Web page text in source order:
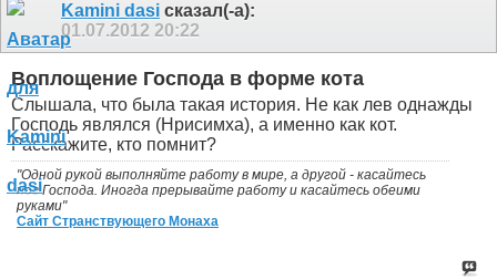
Kamini dasi сказал(-а):
01.07.2012 20:22
Воплощение Господа в форме кота
Слышала, что была такая история. Не как лев однажды
Господь являлся (Нрисимха), а именно как кот.
Расскажите, кто помнит?
"Одной рукой выполняйте работу в мире, а другой - касайтесь
ног Господа. Иногда прерывайте работу и касайтесь обеими
руками"
Сайт Странствующего Монаха